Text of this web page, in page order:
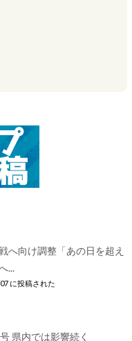
へ向け調整「あの日を超え
...
に投稿された
県内では影響続く